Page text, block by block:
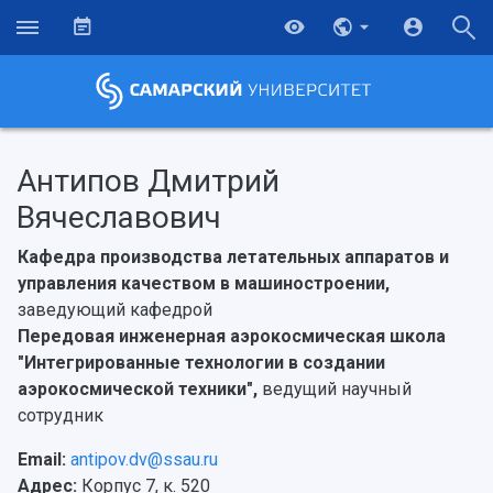
Антипов Дмитрий
Вячеславович
Кафедра производства летательных аппаратов и
управления качеством в машиностроении,
заведующий кафедрой
Передовая инженерная аэрокосмическая школа
"Интегрированные технологии в создании
аэрокосмической техники", ведущий научный
сотрудник
Email: antipov.dv@ssau.ru
Адрес: Корпус 7, к. 520